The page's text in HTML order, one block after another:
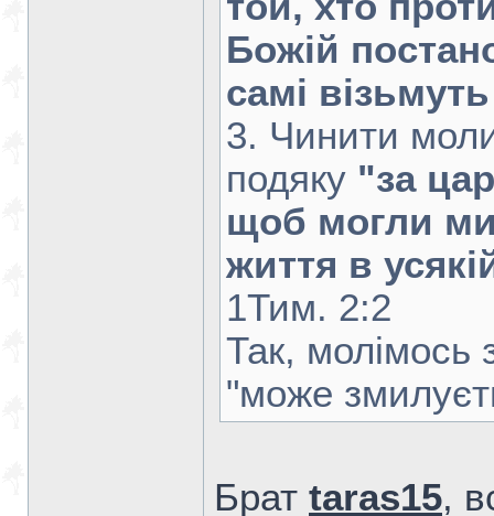
Божій
самі
3. Чинити
подяку "за
щоб могли
життя в
1Тим. 2:2
Так, молімось
"може
Брат taras15,